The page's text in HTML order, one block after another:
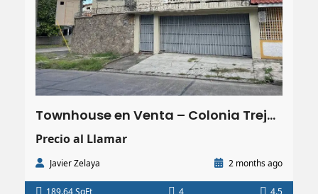
Townhouse en Venta – Colonia Trejo San Pedro Sula | 6 HBT. 4.5 Baños |89.64 m²
Precio al Llamar
Javier Zelaya 2 months ago
189.64 SqFt 4 4.5